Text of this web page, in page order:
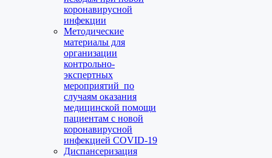
коронавирусной
инфекции
Методические
материалы для
организации
контрольно-
экспертных
мероприятий по
случаям оказания
медицинской помощи
пациентам с новой
коронавирусной
инфекцией COVID-19
Диспансеризация